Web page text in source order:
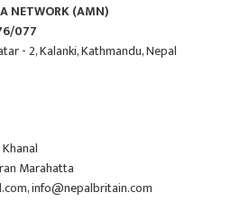
NETWORK (AMN)
077
- 2, Kalanki, Kathmandu, Nepal
Marahatta
,info@nepalbritain.com